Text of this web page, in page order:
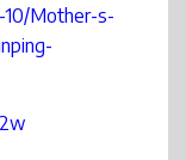
Mother-s-